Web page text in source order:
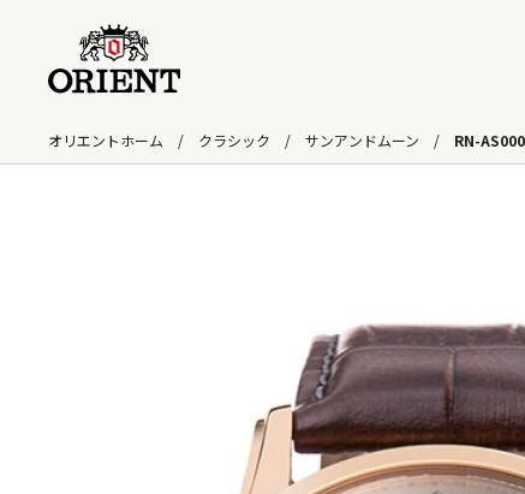
オリエントホーム クラシック サンアンドムーン RN-